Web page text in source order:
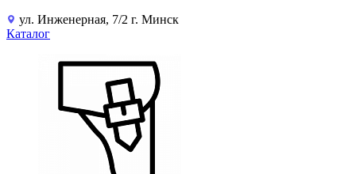
ул. Инженерная, 7/2 г. Минск
Каталог